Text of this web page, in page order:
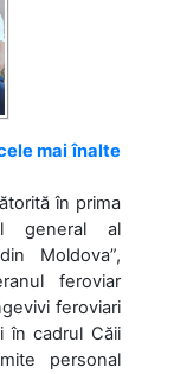
mai înalte
în prima
general al
Moldova”,
feroviar
feroviari
în cadrul Căii
personal